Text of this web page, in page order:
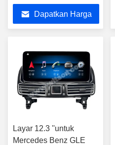
X166 2016-2019
NTG5.0 Android
Multimedia Player
Dapatkan Harga
Layar 12.3 ''untuk
Mercedes Benz GLE